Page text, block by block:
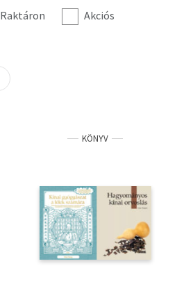
Raktáron Akciós
KÖNYV